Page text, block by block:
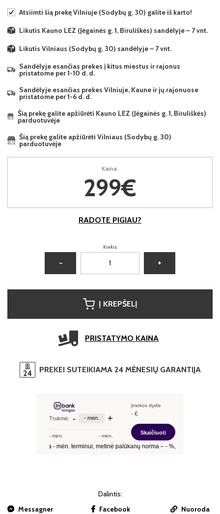
Atsiimti šią prekę Vilniuje (Sodybų g. 30) galite iš karto!
Likutis Kauno LEZ (Jėgainės g. 1, Biruliškės) sandėlyje – 7 vnt.
Likutis Vilniaus (Sodybų g. 30) sandėlyje – 7 vnt.
Sandėlyje esančias prekes į kitus miestus ir rajonus
pristatome per 1-10 d. d.
Sandėlyje esančias prekes Vilniuje, Kaune ir jų rajonuose
pristatome per 1-6 d. d.
Šią prekę galite apžiūrėti Kauno LEZ (Jėgainės g. 1, Biruliškės)
parduotuvėje
Šią prekę galite apžiūrėti Vilniaus (Sodybų g. 30)
parduotuvėje
Kaina:
299€
RADOTE PIGIAU?
Kiekis:
− +
Į KREPŠELĮ
PRISTATYMO KAINA
PREKEI SUTEIKIAMA 24 MĖNESIŲ GARANTIJA
Dalintis:
Messagner
Facebook Nuoroda